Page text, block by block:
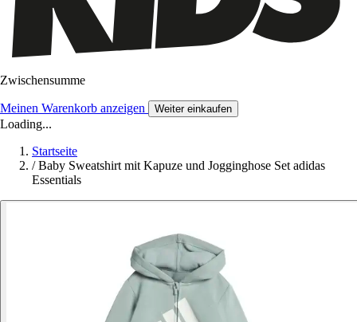
Zwischensumme
Meinen Warenkorb anzeigen Weiter einkaufen
Loading...
Startseite
/ Baby Sweatshirt mit Kapuze und Jogginghose Set adidas
Essentials